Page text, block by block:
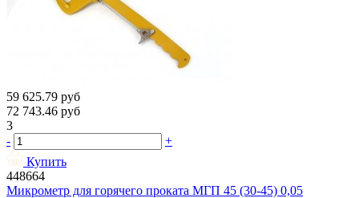
59 625.79 руб
72 743.46 руб
3
-
+
Купить
448664
Микрометр для горячего проката МГП 45 (30-45) 0,05